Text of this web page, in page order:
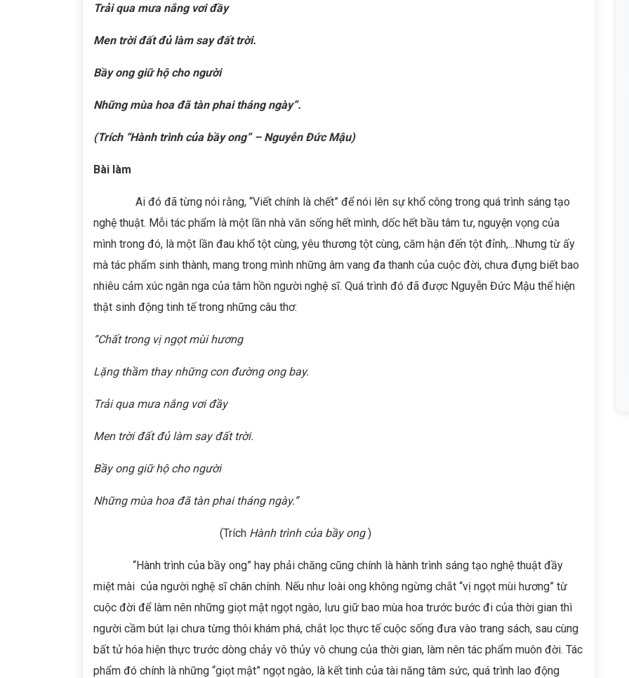
Trải qua mưa nắng vơi đầy
Men trời đất đủ làm say đất trời.
Bầy ong giữ hộ cho người
Những mùa hoa đã tàn phai tháng ngày”.
(Trích “Hành trình của bầy ong”– Nguyễn Đức Mậu)
Bài làm
Ai đó đã từng nói rằng, “Viết chính là chết” để nói lên sự khổ công trong quá trình sáng tạo
nghệ thuật. Mỗi tác phẩm là một lần nhà văn sống hết mình, dốc hết bầu tâm tư, nguyện vọng của
mình trong đó, là một lần đau khổ tột cùng, yêu thương tột cùng, căm hận đến tột đỉnh,...Nhưng từ ấy
mà tác phẩm sinh thành, mang trong mình những âm vang đa thanh của cuộc đời, chưa đựng biết bao
nhiêu cảm xúc ngân nga của tâm hồn người nghệ sĩ. Quá trình đó đã được Nguyễn Đức Mậu thể hiện
thật sinh động tinh tế trong những câu thơ:
“Chất trong vị ngọt mùi hương
Lặng thầm thay những con đường ong bay.
Trải qua mưa nắng vơi đầy
Men trời đất đủ làm say đất trời.
Bầy ong giữ hộ cho người
Những mùa hoa đã tàn phai tháng ngày.”
(Trích Hành trình của bầy ong)
“Hành trình của bầy ong” hay phải chăng cũng chính là hành trình sáng tạo nghệ thuật đầy
miệt mài của người nghệ sĩ chân chính. Nếu như loài ong không ngừng chắt “vị ngọt mùi hương” từ
cuộc đời để làm nên những giọt mật ngọt ngào, lưu giữ bao mùa hoa trước bước đi của thời gian thì
người cầm bút lại chưa từng thôi khám phá, chắt lọc thực tế cuộc sống đưa vào trang sách, sau cùng
bất tử hóa hiện thực trước dòng chảy vô thủy vô chung của thời gian, làm nên tác phẩm muôn đời. Tác
phẩm đó chính là những “giọt mật” ngọt ngào, là kết tinh của tài năng tâm sức, quá trình lao động